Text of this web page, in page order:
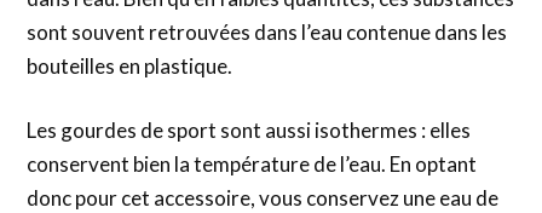
sont souvent retrouvées dans l’eau contenue dans les
bouteilles en plastique.
Les gourdes de sport sont aussi isothermes : elles
conservent bien la température de l’eau. En optant
donc pour cet accessoire, vous conservez une eau de